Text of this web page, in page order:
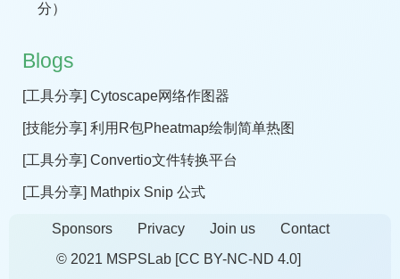
分）
Blogs
[工具分享] Cytoscape网络作图器
[技能分享] 利用R包Pheatmap绘制简单热图
[工具分享] Convertio文件转换平台
[工具分享] Mathpix Snip 公式
Sponsors Privacy Join us
Contact
© 2021 MSPSLab [CC BY-NC-ND 4.0]